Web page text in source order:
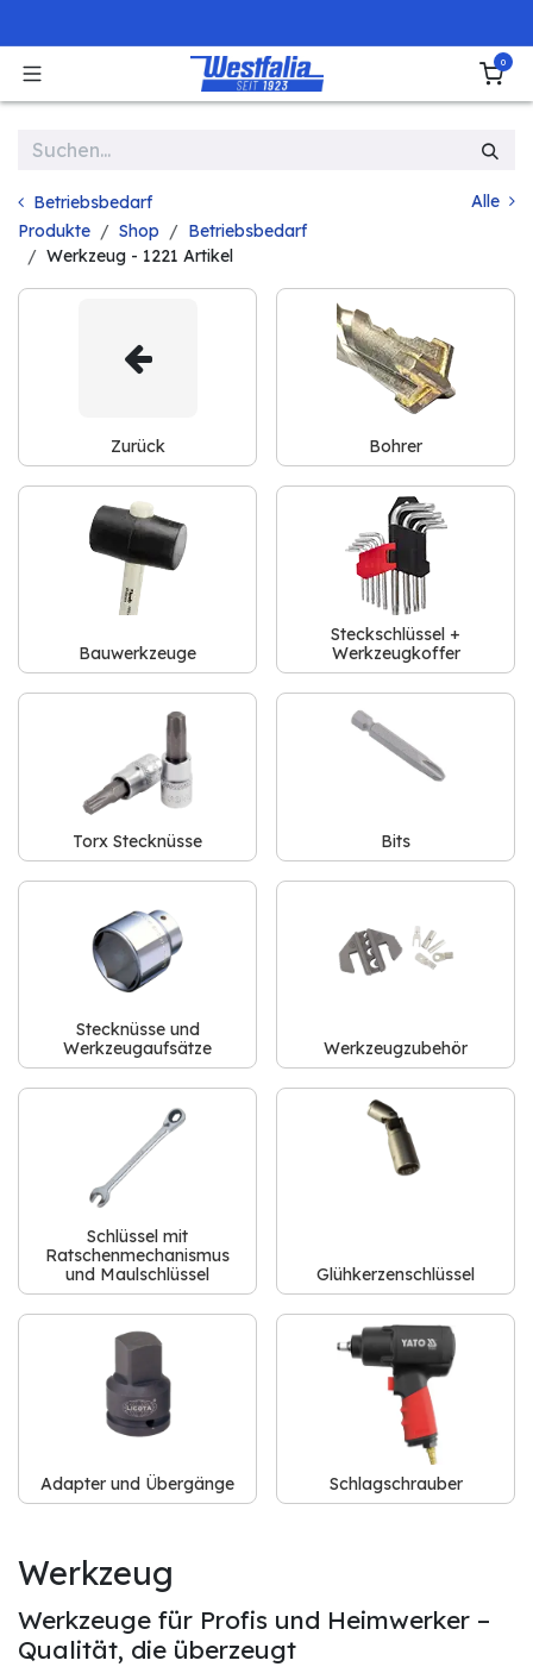
0
Betriebsbedarf
Alle
Produkte
Shop
Betriebsbedarf
Werkzeug - 1221 Artikel
Zurück Bohrer
Bauwerkzeuge
Steckschlüssel +
Werkzeugkoffer
Torx Stecknüsse Bits
Stecknüsse und
Werkzeugaufsätze
Werkzeugzubehör
Schlüssel mit
Ratschenmechanismus
und Maulschlüssel
Glühkerzenschlüssel
Adapter und Übergänge Schlagschrauber
Werkzeug
Werkzeuge für Profis und Heimwerker –
Qualität, die überzeugt